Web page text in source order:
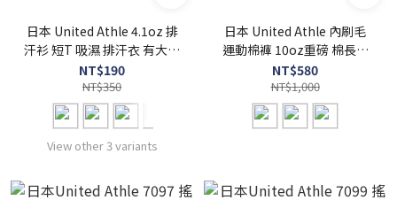
日本 United Athle 4.1oz 排
汗衫 短T 吸濕 排汗衣 有大尺
碼【 FUZY 】- UA5900
NT$190
NT$350
View other 3 variants
日本 United Athle 內刷毛
運動棉褲 10oz重磅 棉長褲
素面 溫暖舒適 柔軟親膚 【
FUZY 】- UA5624
NT$580
NT$1,000